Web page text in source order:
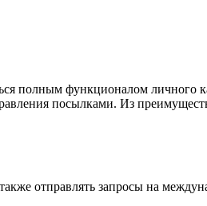
полным функционалом
посылками. Из
отправлять запросы на